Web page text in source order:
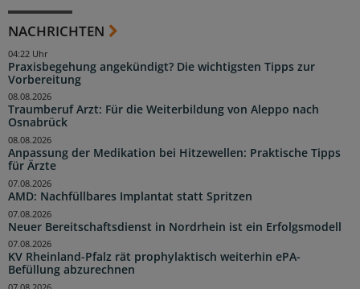
NACHRICHTEN
Praxisbegehung angekündigt? Die wichtigsten Tipps zur
Vorbereitung
04:22 Uhr
Traumberuf Arzt: Für die Weiterbildung von Aleppo nach
Osnabrück
08.08.2026
Anpassung der Medikation bei Hitzewellen: Praktische Tipps
für Ärzte
08.08.2026
AMD: Nachfüllbares Implantat statt Spritzen
07.08.2026
Neuer Bereitschaftsdienst in Nordrhein ist ein Erfolgsmodell
07.08.2026
KV Rheinland-Pfalz rät prophylaktisch weiterhin ePA-
Befüllung abzurechnen
07.08.2026